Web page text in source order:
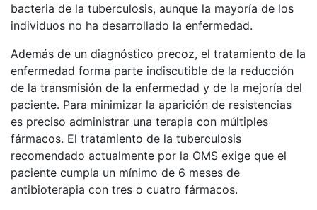
bacteria de la tuberculosis, aunque la mayoría de los
individuos no ha desarrollado la enfermedad.
Además de un diagnóstico precoz, el tratamiento de la
enfermedad forma parte indiscutible de la reducción
de la transmisión de la enfermedad y de la mejoría del
paciente. Para minimizar la aparición de resistencias
es preciso administrar una terapia con múltiples
fármacos. El tratamiento de la tuberculosis
recomendado actualmente por la OMS exige que el
paciente cumpla un mínimo de 6 meses de
antibioterapia con tres o cuatro fármacos.